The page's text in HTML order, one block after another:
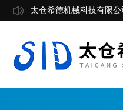
太仓希德机械科技有限公